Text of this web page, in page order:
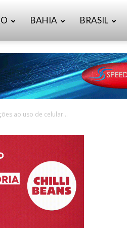
BAHIA BRASIL
ao uso de celular...